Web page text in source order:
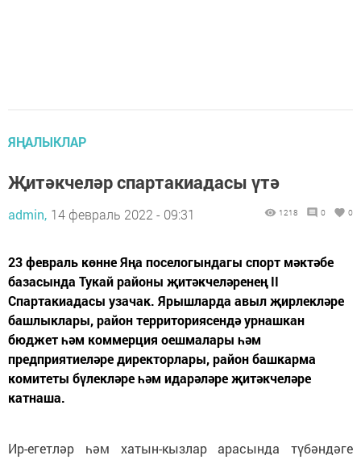
ЯҢАЛЫКЛАР
Җитәкчеләр спартакиадасы үтә
admin, 14 февраль 2022 - 09:31 1218 0 0
23 февраль көнне Яңа поселогындагы спорт мәктәбе
базасында Тукай районы җитәкчеләренең II
Спартакиадасы узачак. Ярышларда авыл җирлекләре
башлыклары, район территориясендә урнашкан
бюджет һәм коммерция оешмалары һәм
предприятиеләре директорлары, район башкарма
комитеты бүлекләре һәм идарәләре җитәкчеләре
катнаша.
Ир-егетләр һәм хатын-кызлар арасында түбәндәге